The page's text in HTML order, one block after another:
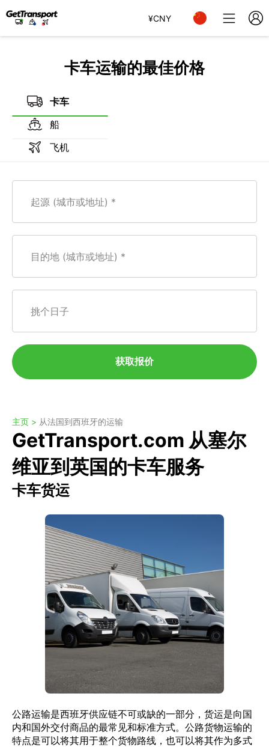
¥CNY
卡车运输的最佳价格
卡车
船
飞机
起源 (城市或地址)
目的地 (城市或地址)
挑个日子
获取报价
主页 > 从法国到西班牙的运输
GetTransport.com 从塞尔
维亚到英国的卡车服务
卡车货运
公路运输是西班牙供应链不可或缺的一部分，货运是向国
内和国外交付商品的最常见和标准方式。公路货物运输的
特点是可以将其用于整个货物路线，也可以将其作为多式